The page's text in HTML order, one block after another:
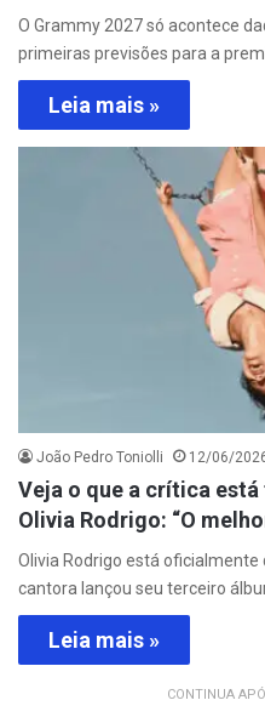
O Grammy 2027 só acontece
primeiras previsões para a
Leia mais »
João Pedro Toniolli 12/06/
Veja o que a crítica
Olivia Rodrigo: “O
Olivia Rodrigo está
cantora lançou seu terceiro
Leia mais »
CONTINUA